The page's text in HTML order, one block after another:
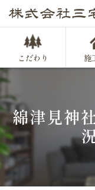
こだわり 施
綿津見神